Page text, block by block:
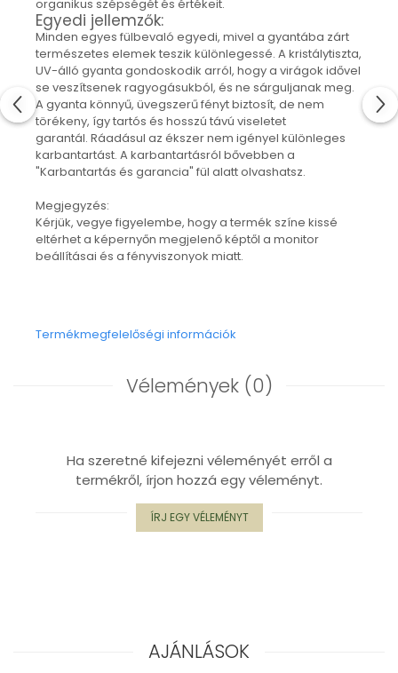
"NEM-papír" konyhai törlőkendő
Utazó evőeszköztartó
Újrahasználható zöldség- és
gyümölcsös zsák
Személyre szabott termékek
Ajándékutalvány
Kötött kiegészítők
Karácsonyi dekoráció
MINDEN Környezettudatos Termék
MINDEN Személyre Szabott
Termék
organikus szépségét és értékeit.
Egyedi jellemzők:
Minden egyes fülbevaló egyedi, mivel a gyantába zárt
természetes elemek teszik különlegessé. A kristálytiszta,
UV-álló gyanta gondoskodik arról, hogy a virágok idővel
se veszítsenek ragyogásukból, és ne sárguljanak meg.
A gyanta könnyű, üvegszerű fényt biztosít, de nem
törékeny, így tartós és hosszú távú viseletet
garantál. Ráadásul az ékszer nem igényel különleges
karbantartást. A karbantartásról bővebben a
"Karbantartás és garancia" fül alatt olvashatsz.
Megjegyzés:
Kérjük, vegye figyelembe, hogy a termék színe kissé
eltérhet a képernyőn megjelenő képtől a monitor
beállításai és a fényviszonyok miatt.
Termékmegfelelőségi információk
Vélemények (0)
Ha szeretné kifejezni véleményét erről a
termékről, írjon hozzá egy véleményt.
ÍRJ EGY VÉLEMÉNYT
AJÁNLÁSOK